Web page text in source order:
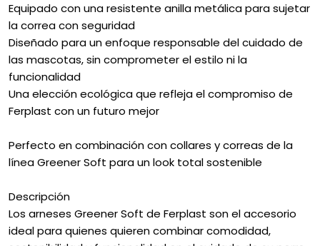
Equipado con una resistente anilla metálica para sujetar
la correa con seguridad
Diseñado para un enfoque responsable del cuidado de
las mascotas, sin comprometer el estilo ni la
funcionalidad
Una elección ecológica que refleja el compromiso de
Ferplast con un futuro mejor
Perfecto en combinación con collares y correas de la
línea Greener Soft para un look total sostenible
Descripción
Los arneses Greener Soft de Ferplast son el accesorio
ideal para quienes quieren combinar comodidad,